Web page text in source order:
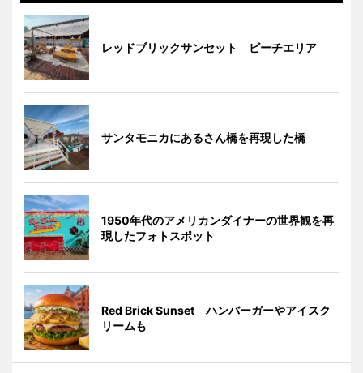
レッドブリックサンセット ビーチエリア
サンタモニカにあるさん橋を再現した橋
1950年代のアメリカンダイナーの世界観を再
現したフォトスポット
Red Brick Sunset ハンバーガーやアイスク
リームも